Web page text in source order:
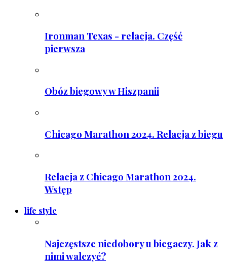
Ironman Texas - relacja. Część
pierwsza
Obóz biegowy w Hiszpanii
Chicago Marathon 2024. Relacja z biegu
Relacja z Chicago Marathon 2024.
Wstęp
life style
Najczęstsze niedobory u biegaczy. Jak z
nimi walczyć?